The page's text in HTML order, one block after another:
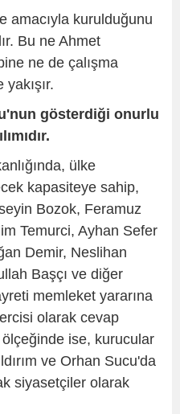
amacıyla kurulduğunu
Bu ne Ahmet
ne de çalışma
gösterdiği onurlu
ülke
kapasiteye sahip,
Bozok, Feramuz
Temurci, Ayhan Sefer
Demir, Neslihan
Başçı ve diğer
memleket yararına
olarak cevap
ise, kurucular
ve Orhan Sucu'da
siyasetçiler olarak